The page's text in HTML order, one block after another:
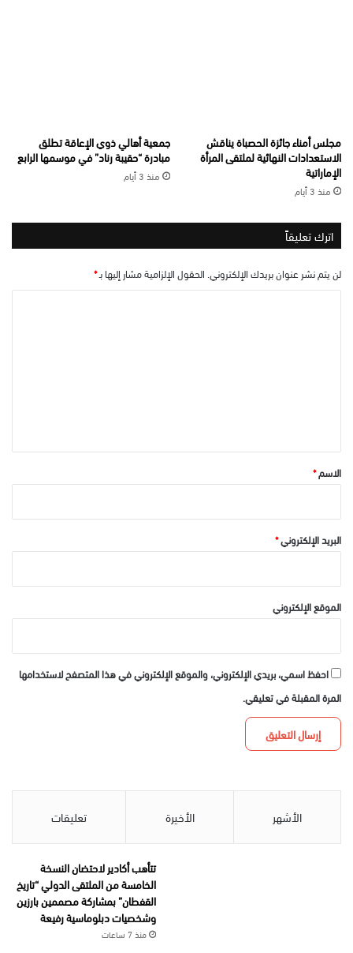
مجلس أمناء جائزة الحصباة يناقش
الاستعدادات النهائية لملتقى المرأة
الإماراتية
منذ 3 أيام
جمعية أهالي ذوي الإعاقة تطلق
مبادرة “حقيبة رناد” في موسمها الرابع
منذ 3 أيام
اترك تعليقاً
لن يتم نشر عنوان بريدك الإلكتروني. الحقول الإلزامية مشار إليها بـ*
*الاسم*
البريد الإلكتروني*
الموقع الإلكتروني
احفظ اسمي، بريدي الإلكتروني، والموقع الإلكتروني في هذا المتصفح لاستخدامها
المرة المقبلة في تعليقي.
الأشهر الأخيرة تعليقات
تتأهب أكادير لاحتضان النسخة
الخامسة من الملتقى الدولي “تاريخ
القفطان” بمشاركة مصممين بارزين
وشخصيات دبلوماسية رفيعة
منذ 7 ساعات